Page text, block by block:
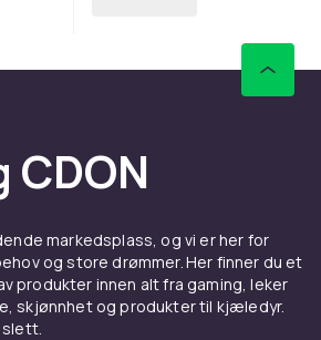
CDON
markedsplass, og vi er her for
og store drømmer. Her finner du et
produkter innen alt fra gaming, leker
skjønnhet og produkter til kjæledyr.